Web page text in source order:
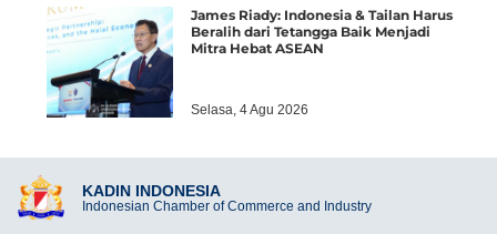
James Riady: Indonesia & Tailan Harus
Beralih dari Tetangga Baik Menjadi
Mitra Hebat ASEAN
Selasa, 4 Agu 2026
KADIN INDONESIA
Indonesian Chamber of Commerce and Industry